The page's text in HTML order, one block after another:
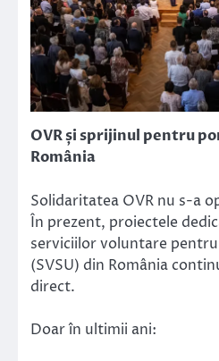
OVR și sprijinul pentru
România
Solidaritatea OVR nu s-a
În prezent, proiectele
serviciilor voluntare
(SVSU) din România
direct.
Doar în ultimii ani: